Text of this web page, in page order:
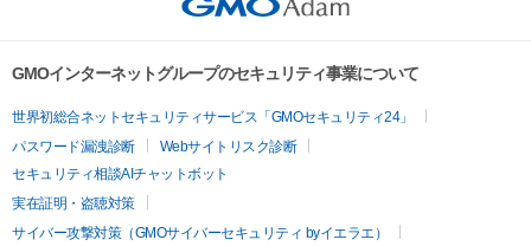
GMOインターネットグループのセキュリティ事業について
世界初総合ネットセキュリティサービス「GMOセキュリティ24」
パスワード漏洩診断
Webサイトリスク診断
セキュリティ相談AIチャットボット
実在証明・盗聴対策
サイバー攻撃対策（GMOサイバーセキュリティ byイエラエ）